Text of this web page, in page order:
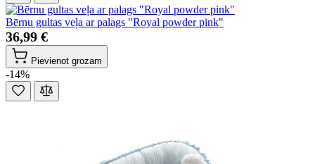
Bērnu gultas veļa ar palags "Royal powder pink"
36,99 €
Pievienot grozam
-14%